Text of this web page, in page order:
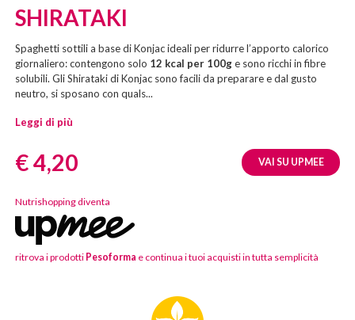
SHIRATAKI
Spaghetti sottili a base di Konjac ideali per ridurre l’apporto calorico
giornaliero: contengono solo 12 kcal per 100ge sono ricchi in fibre
solubili. Gli Shirataki di Konjac sono facili da preparare e dal gusto
neutro, si sposano con quals...
Leggi di più
Prezzo:
€ 4,20 VAI SU UPMEE
Nutrishopping diventa
ritrova i prodotti Pesoforma e continua i tuoi acquisti in tutta semplicità
Caratteristiche